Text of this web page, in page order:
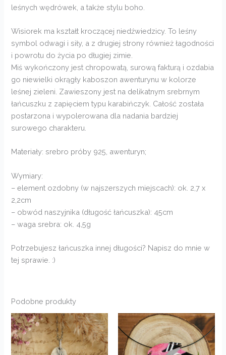
leśnych wędrówek, a także stylu boho.
Wisiorek ma kształt kroczącej niedźwiedzicy. To leśny
symbol odwagi i siły, a z drugiej strony również łagodności
i powrotu do życia po długiej zimie.
Miś wykończony jest chropowatą, surową fakturą i ozdabia
go niewielki okrągły kaboszon awenturynu w kolorze
leśnej zieleni. Zawieszony jest na delikatnym srebrnym
łańcuszku z zapięciem typu karabińczyk. Całość została
postarzona i wypolerowana dla nadania bardziej
surowego charakteru.
Materiały: srebro próby 925, awenturyn;
Wymiary:
– element ozdobny (w najszerszych miejscach): ok. 2,7 x
2,2cm
– obwód naszyjnika (długość łańcuszka): 45cm
– waga srebra: ok. 4,5g
Potrzebujesz łańcuszka innej długości? Napisz do mnie w
tej sprawie. :)
Podobne produkty